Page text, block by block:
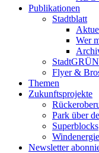
Publikationen
Stadtblatt
Wer
StadtGRÜN
Flyer &
Themen
Zukunftsprojekte
Park über
Superblocks
Windenergie
Newsletter